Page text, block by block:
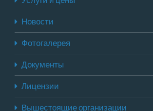
Новости
Фотогалерея
Документы
Лицензии
Вышестоящие организации